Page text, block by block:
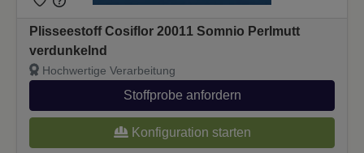
Plisseestoff Cosiflor 20011 Somnio Perlmutt
verdunkelnd
Hochwertige Verarbeitung
Stoffprobe anfordern
Konfiguration starten